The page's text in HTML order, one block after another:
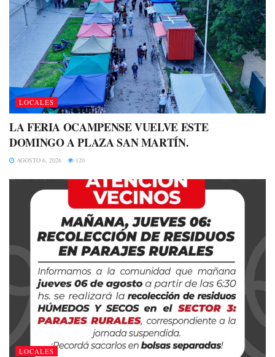
LOCALES
LA FERIA OCAMPENSE VUELVE ESTE
DOMINGO A PLAZA SAN MARTÍN.
AGOSTO 6, 2026 120
LOCALES